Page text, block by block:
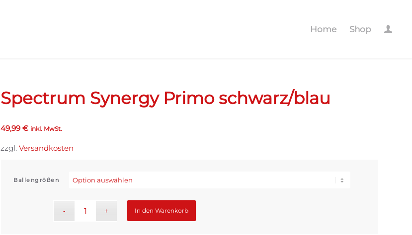
Home Shop
Spectrum Synergy Primo schwarz/blau
49,99€ inkl. MwSt.
zzgl.Versandkosten
Ballengrößen
In den Warenkorb